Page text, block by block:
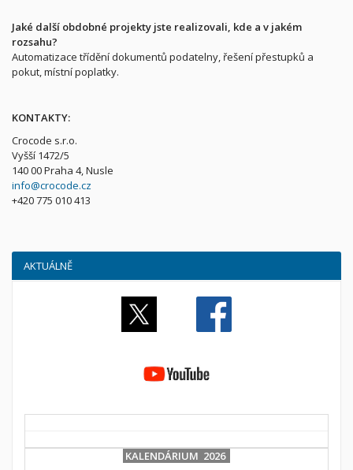
Jaké další obdobné projekty jste realizovali, kde a v jakém
rozsahu?
Automatizace třídění dokumentů podatelny, řešení přestupků a
pokut, místní poplatky.
KONTAKTY:
Crocode s.r.o.
Vyšší 1472/5
140 00 Praha 4, Nusle
info@crocode.cz
+420 775 010 413
AKTUÁLNĚ
KALENDÁRIUM 2026